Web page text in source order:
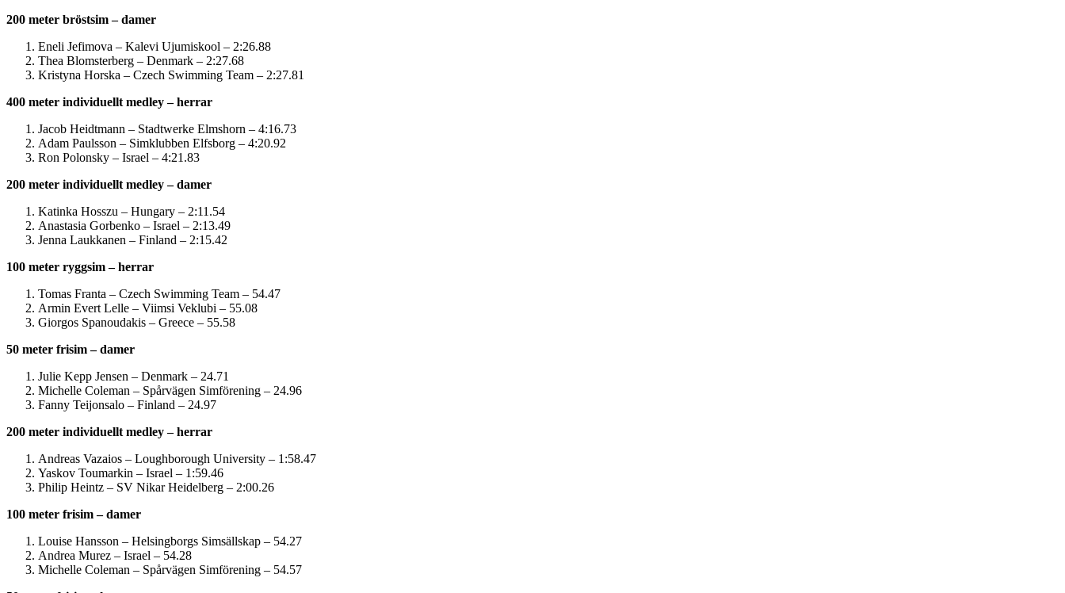
200 meter bröstsim – damer
Eneli Jefimova – Kalevi Ujumiskool – 2:26.88
Thea Blomsterberg – Denmark – 2:27.68
Kristyna Horska – Czech Swimming Team – 2:27.81
400 meter individuellt medley – herrar
Jacob Heidtmann – Stadtwerke Elmshorn – 4:16.73
Adam Paulsson – Simklubben Elfsborg – 4:20.92
Ron Polonsky – Israel – 4:21.83
200 meter individuellt medley – damer
Katinka Hosszu – Hungary – 2:11.54
Anastasia Gorbenko – Israel – 2:13.49
Jenna Laukkanen – Finland – 2:15.42
100 meter ryggsim – herrar
Tomas Franta – Czech Swimming Team – 54.47
Armin Evert Lelle – Viimsi Veklubi – 55.08
Giorgos Spanoudakis – Greece – 55.58
50 meter frisim – damer
Julie Kepp Jensen – Denmark – 24.71
Michelle Coleman – Spårvägen Simförening – 24.96
Fanny Teijonsalo – Finland – 24.97
200 meter individuellt medley – herrar
Andreas Vazaios – Loughborough University – 1:58.47
Yaskov Toumarkin – Israel – 1:59.46
Philip Heintz – SV Nikar Heidelberg – 2:00.26
100 meter frisim – damer
Louise Hansson – Helsingborgs Simsällskap – 54.27
Andrea Murez – Israel – 54.28
Michelle Coleman – Spårvägen Simförening – 54.57